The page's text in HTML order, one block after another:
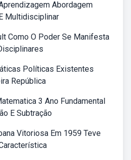
Abordagem
Multidisciplinar
Como O Poder Se Manifesta
Políticas Existentes
República
3 Ano Fundamental
E Subtração
Vitoriosa Em 1959 Teve